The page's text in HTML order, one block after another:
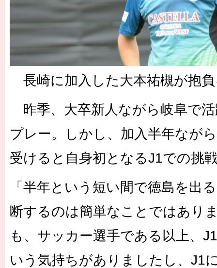
長崎に加入した大本祐槻が抱
昨季、大卒新人ながら岐阜で
プレー。しかし、加入半年なが
受けると自身初となるJ1での挑
「半年という短い間で徳島を出
断するのは簡単なことではあり
も、サッカー選手である以上、
いう気持ちがありましたし、J1